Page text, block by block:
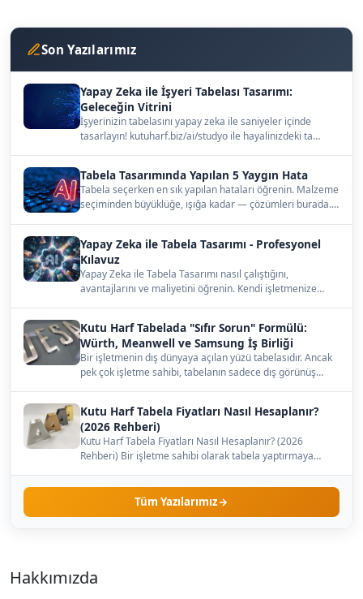
Son Yazılarımız
Yapay Zeka ile İşyeri Tabelası Tasarımı:
Geleceğin Vitrini
İşyerinizin tabelasını yapay zeka ile saniyeler içinde
tasarlayın! kutuharf.biz/ai/studyo ile hayalinizdeki ta…
Tabela Tasarımında Yapılan 5 Yaygın Hata
Tabela seçerken en sık yapılan hataları öğrenin. Malzeme
seçiminden büyüklüğe, ışığa kadar — çözümleri burada.…
Yapay Zeka ile Tabela Tasarımı - Profesyonel
Kılavuz
Yapay Zeka ile Tabela Tasarımı nasıl çalıştığını,
avantajlarını ve maliyetini öğrenin. Kendi işletmenize
Kutu Harf Tabelada "Sıfır Sorun" Formülü:
Würth, Meanwell ve Samsung İş Birliği
Bir işletmenin dış dünyaya açılan yüzü tabelasıdır. Ancak
pek çok işletme sahibi, tabelanın sadece dış görünüş…
Kutu Harf Tabela Fiyatları Nasıl Hesaplanır?
(2026 Rehberi)
Kutu Harf Tabela Fiyatları Nasıl Hesaplanır? (2026
Rehberi) Bir işletme sahibi olarak tabela yaptırmaya
Tüm Yazılarımız
Hakkımızda